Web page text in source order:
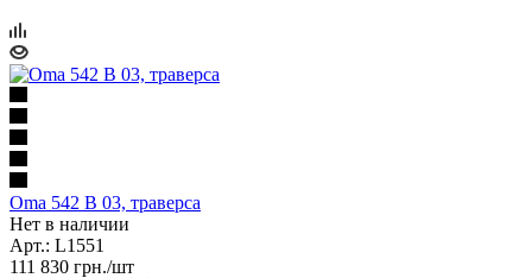
Oma 542 B 03, траверса
Нет в наличии
Арт.: L1551
111 830 грн./шт